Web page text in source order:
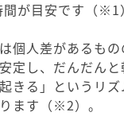
が目安です（※1
個人差があるも
定し、だんだん
きる」というリ
ます（※2）。